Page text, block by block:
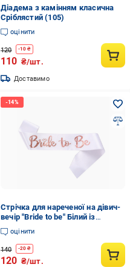
Діадема з камінням класична
Сріблястий (105)
оцінити
120 -10 ₴
110 ₴/шт.
Доставимо
Стрічка для нареченої на дівич-
вечір "Bride to be" Білий із
рожевим золотом (64)
оцінити
140 -20 ₴
120 ₴/шт.